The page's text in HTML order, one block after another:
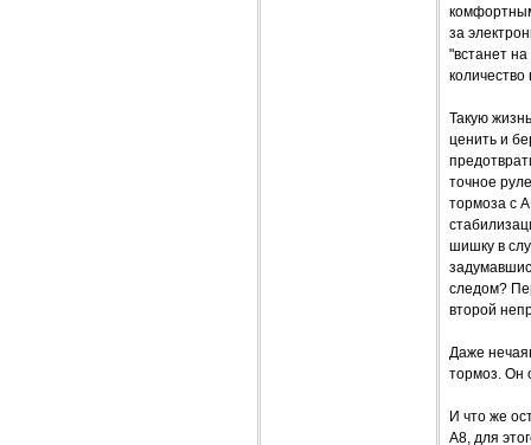
за
"встанет
Такую
ценить и
точное
тормоза с
шишку в
следом?
второй
Даже
тормоз. Он
И что же
А8, для